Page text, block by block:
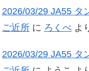
2026/03/29 JA55 タ
ご近所 に ろくべ よ
2026/03/29 JA55 タ